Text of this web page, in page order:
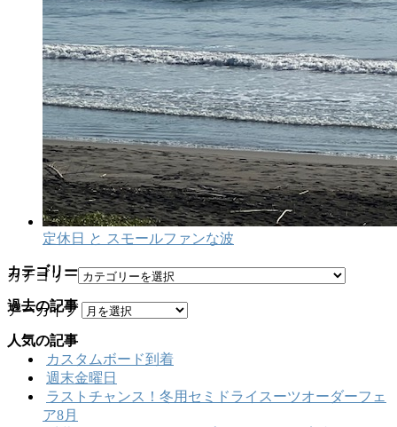
定休日 と スモールファンな波
カテゴリー
カテゴリー
過去の記事
アーカイブ
人気の記事
カスタムボード到着
週末金曜日
ラストチャンス！冬用セミドライスーツオーダーフェ
ア8月